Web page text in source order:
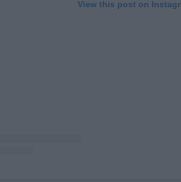
View this post on